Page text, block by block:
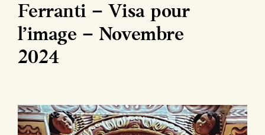
Ferranti – Visa pour
l’image – Novembre
2024